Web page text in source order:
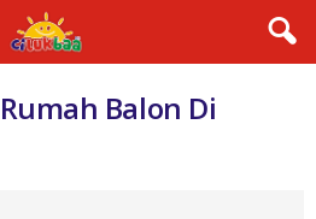
Balon Di